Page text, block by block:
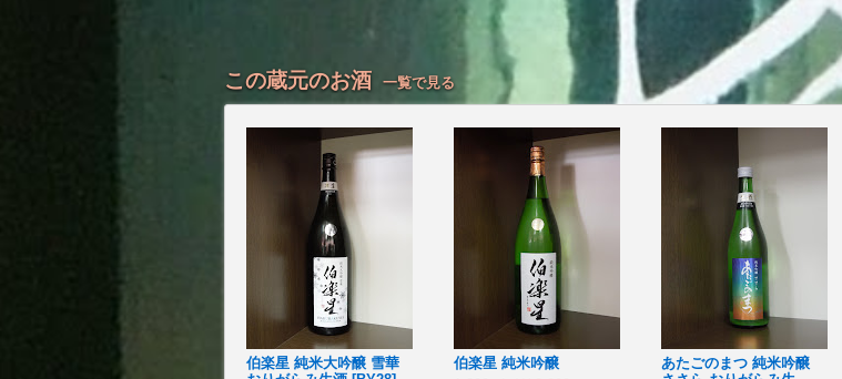
この蔵元のお酒 一覧で見る
伯楽星 純米大吟醸 雪華
伯楽星 純米吟醸
あたごのまつ 純米吟醸